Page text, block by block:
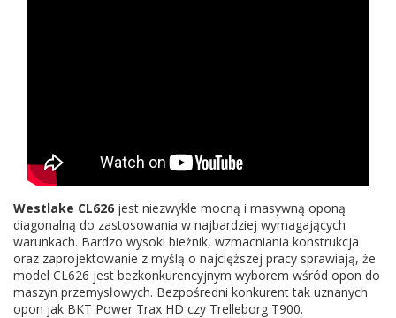
Westlake CL626 jest niezwykle mocną i masywną oponą
diagonalną do zastosowania w najbardziej wymagających
warunkach. Bardzo wysoki bieżnik, wzmacniania konstrukcja
oraz zaprojektowanie z myślą o najcięższej pracy sprawiają, że
model CL626 jest bezkonkurencyjnym wyborem wśród opon do
maszyn przemysłowych. Bezpośredni konkurent tak uznanych
opon jak BKT Power Trax HD czy Trelleborg T900.